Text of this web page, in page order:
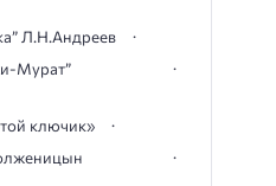
Л.Н.Андреев
Мурат”
ключик»